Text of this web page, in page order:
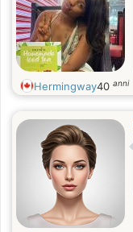
Hermingway40 anni